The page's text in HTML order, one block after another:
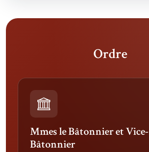
Ordre
Mmes le Bâtonnier et Vice-
Bâtonnier